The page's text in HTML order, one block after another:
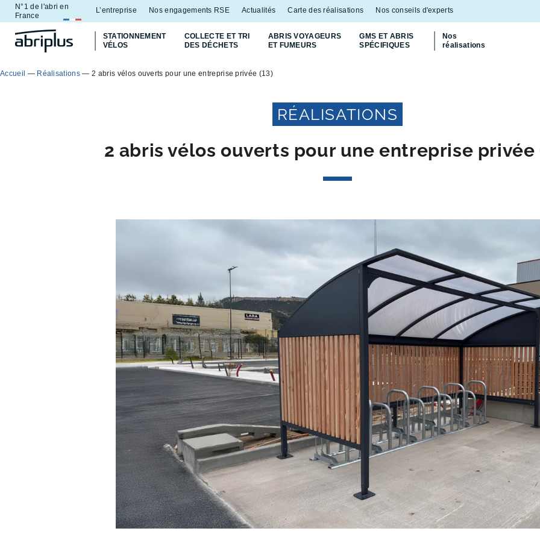
Aller
au
menu
Aller au
contenu
STATIONNEMENT
VÉLOS
COLLECTE ET TRI
DES DÉCHETS
ABRIS VOYAGEURS
ET FUMEURS
GMS ET ABRIS
SPÉCIFIQUES
Nos
réalisations
N°1 de l'abri en
France
L’entreprise Nos engagements RSE Actualités Carte des réalisations Nos conseils d'experts
Accueil — Réalisations —2 abris vélos ouverts pour une entreprise privée (13)
RÉALISATIONS
2 abris vélos ouverts pour une entreprise privée